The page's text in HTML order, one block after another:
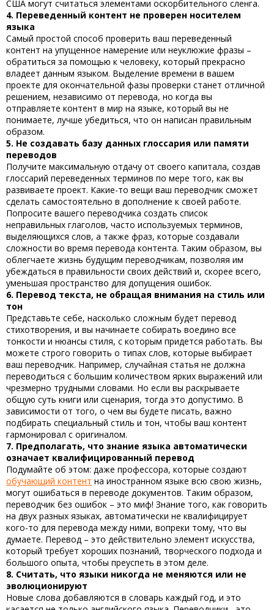
США могут считаться элементами оскорбительного сленга.
4. Переведенный контент не проверен носителем
языка
Самый простой способ проверить ваш переведенный
контент на упущенное намерение или неуклюжие фразы –
обратиться за помощью к человеку, который прекрасно
владеет данным языком. Выделение времени в вашем
проекте для окончательной фазы проверки станет отличной
решением, независимо от перевода, но когда вы
отправляете контент в мир на языке, который вы не
понимаете, лучше убедиться, что он написан правильным
образом.
5. Не создавать базу данных глоссария или памяти
переводов
Получите максимальную отдачу от своего капитала, создав
глоссарий переведенных терминов по мере того, как вы
развиваете проект. Какие-то вещи ваш переводчик сможет
сделать самостоятельно в дополнение к своей работе.
Попросите вашего переводчика создать список
неправильных глаголов, часто используемых терминов,
выделяющихся слов, а также фраз, которые создавали
сложности во время перевода контента. Таким образом, вы
облегчаете жизнь будущим переводчикам, позволяя им
убеждаться в правильности своих действий и, скорее всего,
уменьшая пространство для допущения ошибок.
6. Перевод текста, не обращая внимания на стиль или
тон
Представьте себе, насколько сложным будет перевод
стихотворения, и вы начинаете собирать воедино все
тонкости и нюансы стиля, с которым придется работать. Вы
можете строго говорить о типах слов, которые выбирает
ваш переводчик. Например, случайная статья не должна
переводиться с большим количеством ярких выражений или
чрезмерно трудными словами. Но если вы раскрываете
общую суть книги или сценария, тогда это допустимо. В
зависимости от того, о чем вы будете писать, важно
подбирать специальный стиль и тон, чтобы ваш контент
гармонировал с оригиналом.
7. Предполагать, что знание языка автоматически
означает квалифицированный перевод
Подумайте об этом: даже профессора, которые создают
обучающий контент на иностранном языке всю свою жизнь,
могут ошибаться в переводе документов. Таким образом,
переводчик без ошибок – это миф! Знание того, как говорить
на двух разных языках, автоматически не квалифицирует
кого-то для перевода между ними, вопреки тому, что вы
думаете. Перевод – это действительно элемент искусства,
который требует хороших познаний, творческого подхода и
большого опыта, чтобы преуспеть в этом деле.
8. Считать, что языки никогда не меняются или не
эволюционируют
Новые слова добавляются в словарь каждый год, и это